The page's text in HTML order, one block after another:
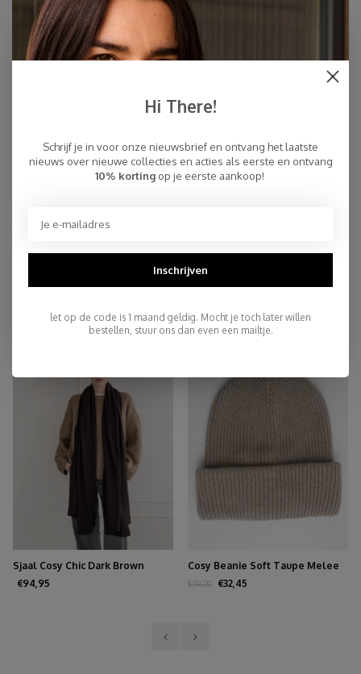
10% cashmere, 40 % merino wol, 30% viscose, 20%
polyamide
Circa 80 x 210-220 cm
Handwas of fijn en koud (!) wolwasprogramma met fijn
Gratis Verzending binnen NL, ook ophalen Post NL locatie
Persoonlijke Klantenservice
Sjaal Cosy Chic Dark Brown
€94,95
Cosy Beanie Soft Taupe Melee
€59,00 €32,45
Hi There!
Schrijf je in voor onze nieuwsbrief en ontvang het laatste
nieuws over nieuwe collecties en acties als eerste en ontvang
10% korting op je eerste aankoop!
Inschrijven
let op de code is 1 maand geldig. Mocht je toch later willen
bestellen, stuur ons dan even een mailtje.